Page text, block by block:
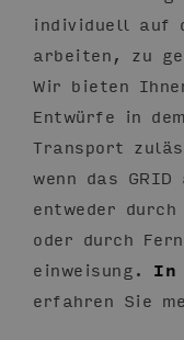
individuell auf
arbeiten, zu
Wir bieten
Entwürfe in
Transport
wenn das
entweder
oder durch
einweisung. In
erfahren Sie